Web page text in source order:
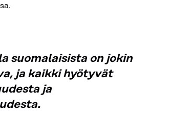
suomalaisista on jokin
ja kaikki hyötyvät
ja